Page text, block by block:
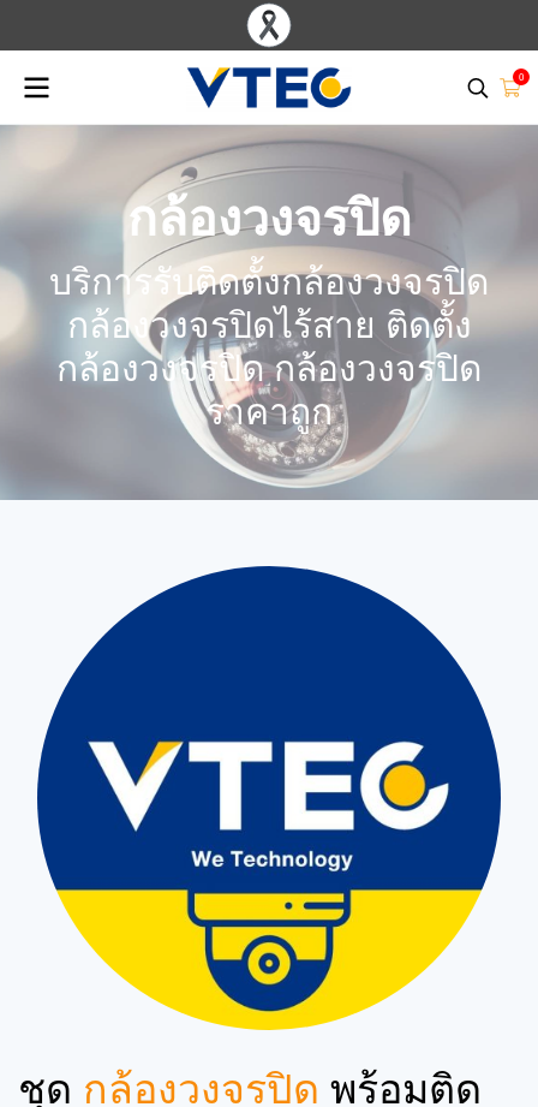
0
กล้องวงจรปิด
บริการรับติดตั้งกล้องวงจรปิด
กล้องวงจรปิดไร้สาย ติดตั้ง
กล้องวงจรปิด กล้องวงจรปิด
ราคาถูก
ชุด กล้องวงจรปิด พร้อมติด